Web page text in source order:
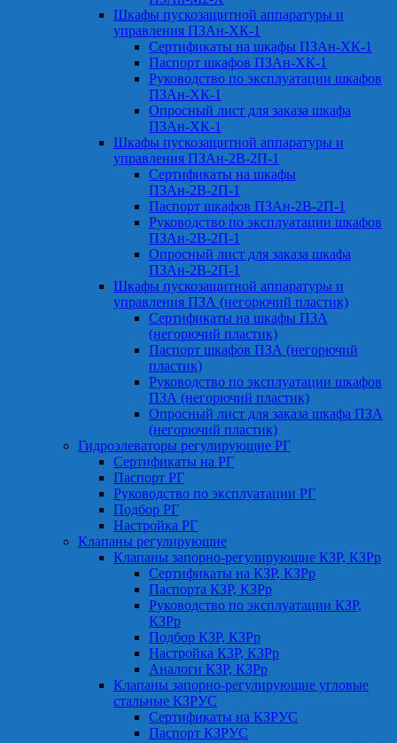
Шкафы пускозащитной аппаратуры и
управления ПЗАн-ХК-1
Сертификаты на шкафы ПЗАн-ХК-1
Паспорт шкафов ПЗАн-ХК-1
Руководство по эксплуатации шкафов
ПЗАн-ХК-1
Опросный лист для заказа шкафа
ПЗАн-ХК-1
Шкафы пускозащитной аппаратуры и
управления ПЗАн-2В-2П-1
Сертификаты на шкафы
ПЗАн-2В-2П-1
Паспорт шкафов ПЗАн-2В-2П-1
Руководство по эксплуатации шкафов
ПЗАн-2В-2П-1
Опросный лист для заказа шкафа
ПЗАн-2В-2П-1
Шкафы пускозащитной аппаратуры и
управления ПЗА (негорючий пластик)
Сертификаты на шкафы ПЗА
(негорючий пластик)
Паспорт шкафов ПЗА (негорючий
пластик)
Руководство по эксплуатации шкафов
ПЗА (негорючий пластик)
Опросный лист для заказа шкафа ПЗА
(негорючий пластик)
Гидроэлеваторы регулирующие РГ
Сертификаты на РГ
Паспорт РГ
Руководство по эксплуатации РГ
Подбор РГ
Настройка РГ
Клапаны регулирующие
Клапаны запорно-регулирующие КЗР, КЗРр
Сертификаты на КЗР, КЗРр
Паспорта КЗР, КЗРр
Руководство по эксплуатации КЗР,
КЗРр
Подбор КЗР, КЗРр
Настройка КЗР, КЗРр
Аналоги КЗР, КЗРр
Клапаны запорно-регулирующие угловые
стальные КЗРУС
Сертификаты на КЗРУС
Паспорт КЗРУС